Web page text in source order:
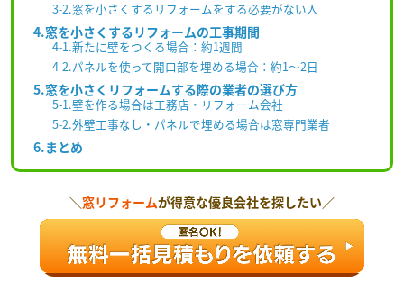
3-2.窓を小さくするリフォームをする必要がない人
4.窓を小さくするリフォームの工事期間
4-1.新たに壁をつくる場合：約1週間
4-2.パネルを使って開口部を埋める場合：約1～2日
5.窓を小さくリフォームする際の業者の選び方
5-1.壁を作る場合は工務店・リフォーム会社
5-2.外壁工事なし・パネルで埋める場合は窓専門業者
6.まとめ
＼窓リフォームが得意な優良会社を探したい／